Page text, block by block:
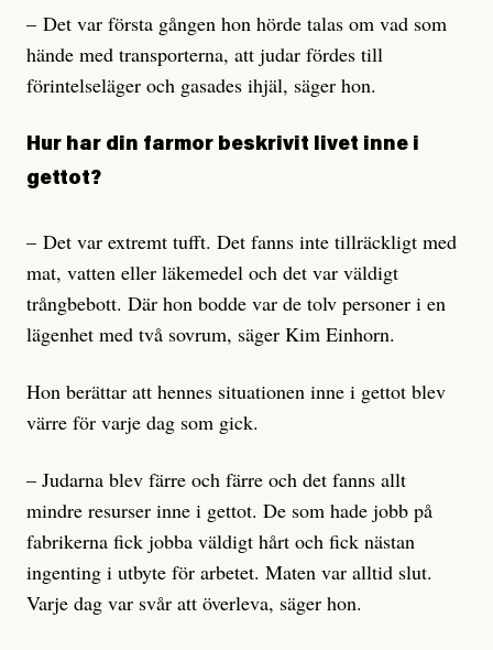
– Det var första gången hon hörde talas om vad som
hände med transporterna, att judar fördes till
förintelseläger och gasades ihjäl, säger hon.
Hur har din farmor beskrivit livet inne i
gettot?
– Det var extremt tufft. Det fanns inte tillräckligt med
mat, vatten eller läkemedel och det var väldigt
trångbebott. Där hon bodde var de tolv personer i en
lägenhet med två sovrum, säger Kim Einhorn.
Hon berättar att hennes situationen inne i gettot blev
värre för varje dag som gick.
– Judarna blev färre och färre och det fanns allt
mindre resurser inne i gettot. De som hade jobb på
fabrikerna fick jobba väldigt hårt och fick nästan
ingenting i utbyte för arbetet. Maten var alltid slut.
Varje dag var svår att överleva, säger hon.